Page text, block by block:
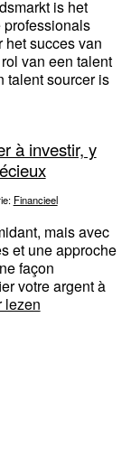
is het
het succes van
van een talent
talent sourcer is
à investir, y
Financieel
mais avec
et une approche
façon
votre argent à
lezen